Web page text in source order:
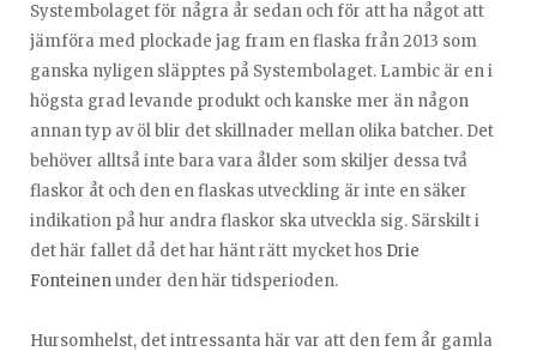
Systembolaget för några år sedan och för att ha något att
jämföra med plockade jag fram en flaska från 2013 som
ganska nyligen släpptes på Systembolaget. Lambic är en i
högsta grad levande produkt och kanske mer än någon
annan typ av öl blir det skillnader mellan olika batcher. Det
behöver alltså inte bara vara ålder som skiljer dessa två
flaskor åt och den en flaskas utveckling är inte en säker
indikation på hur andra flaskor ska utveckla sig. Särskilt i
det här fallet då det har hänt rätt mycket hos Drie
Fonteinenunder den här tidsperioden.
Hursomhelst, det intressanta här var att den fem år gamla